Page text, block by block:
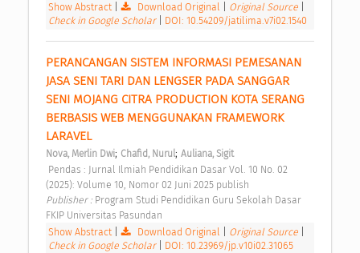
Show Abstract| Download Original Original Source
Check in Google Scholar
DOI: 10.54209/jatilima.v7i02.1540
PERANCANGAN SISTEM INFORMASI PEMESANAN
JASA SENI TARI DAN LENGSER PADA SANGGAR
SENI MOJANG CITRA PRODUCTION KOTA SERANG
BERBASIS WEB MENGGUNAKAN FRAMEWORK
LARAVEL
Nova, Merlin Dwi; Chafid, Nurul; Auliana, Sigit
(2025): Volume 10, Nomor 02 Juni 2025 publish
Publisher : Program Studi Pendidikan Guru Sekolah Dasar
FKIP Universitas Pasundan
Show Abstract| Download Original Original Source
Check in Google Scholar
DOI: 10.23969/jp.v10i02.31065